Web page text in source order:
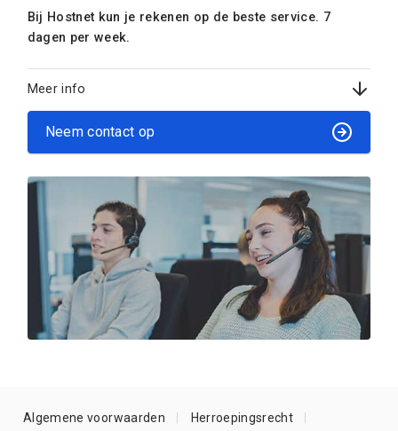
Bij Hostnet kun je rekenen op de beste service. 7
dagen per week.
Meer info
Neem contact op
Algemene voorwaarden Herroepingsrecht